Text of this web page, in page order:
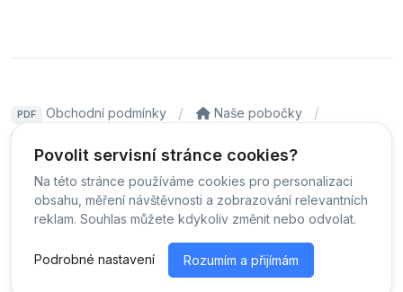
Povolit servisní stránce cookies?
Na této stránce používáme cookies pro personalizaci
obsahu, měření návštěvnosti a zobrazování relevantních
reklam. Souhlas můžete kdykoliv změnit nebo odvolat.
Podrobné nastavení Rozumím a přijímám
PDF Obchodní podmínky
Naše pobočky
© Servis iPhoneLab - 2026 -Všechna práva vyhrazena.
Změnit preference cookies
MyRepair.app